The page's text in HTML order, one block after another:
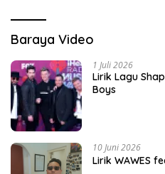
Baraya Video
1 Juli 2026
Lirik Lagu
Boys
10 Juni 2026
Lirik WAWES